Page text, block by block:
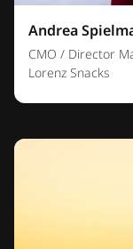
Andrea
CMO / Director
Lorenz Snacks